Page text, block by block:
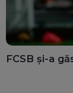
FCSB și-a